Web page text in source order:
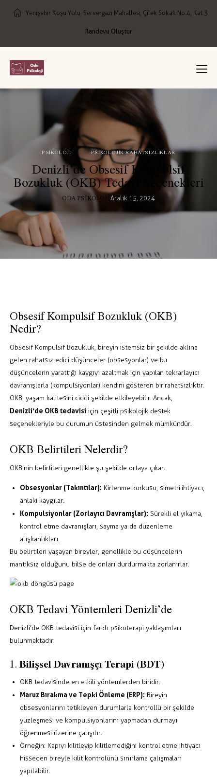
Yenişehir Koşu Yolu, Servergazi Mahallesi, Çilek Sokak No:4, Kat:3
Randevu Oluştur
PSIKOLOJI PSIKOLOJIK RAHATSIZLIKLAR
Denizli’de Obsesif Kompulsif
Bozukluk (OKB) Tedavi Seçenekleri
ODA PSIKOLOJI Aralık 15, 2024
Obsesif Kompulsif Bozukluk (OKB)
Nedir?
Obsesif Kompulsif Bozukluk, bireyin istemsiz bir şekilde aklına
gelen rahatsız edici düşünceler (obsesyonlar) ve bu
düşüncelerin yarattığı kaygıyı azaltmak için yapılan tekrarlayıcı
davranışlarla (kompulsiyonlar) kendini gösteren bir rahatsızlıktır.
OKB, yaşam kalitesini ciddi şekilde etkileyebilir. Ancak,
Denizli’de OKB tedavisi için çeşitli psikolojik destek
seçenekleriyle bu durumun üstesinden gelmek mümkündür.
OKB Belirtileri Nelerdir?
OKB’nin belirtileri genellikle şu şekilde ortaya çıkar:
Obsesyonlar (Takıntılar): Kirlenme korkusu, simetri ihtiyacı,
ahlaki kaygılar.
Kompulsiyonlar (Zorlayıcı Davranışlar): Sürekli el yıkama,
kontrol etme davranışları, sayma ya da düzenleme
alışkanlıkları.
Bu belirtileri yaşayan bireyler, genellikle bu düşüncelerin
mantıksız olduğunu bilse de onları durdurmakta zorlanırlar.
OKB Tedavi Yöntemleri Denizli’de
Denizli’de OKB tedavisi için farklı psikoterapi yaklaşımları
bulunmaktadır:
1. Bilişsel Davranışçı Terapi (BDT)
OKB tedavisinde en etkili yöntemlerden biridir.
Maruz Bırakma ve Tepki Önleme (ERP): Bireyin
obsesyonlarını tetikleyen durumlarla kontrollü bir şekilde
yüzleşmesi ve kompulsiyonlarını yapmadan durmayı
öğrenmesi üzerine çalışılır.
Örneğin: Kapıyı kilitleyip kilitlemediğini kontrol etme ihtiyacı
hisseden bireyle kilit kontrolünü sınırlama çalışmaları
yapılabilir.